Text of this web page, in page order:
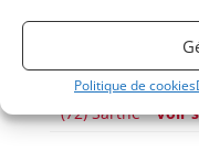
Politique de cookies
(72) Sarthe Voir